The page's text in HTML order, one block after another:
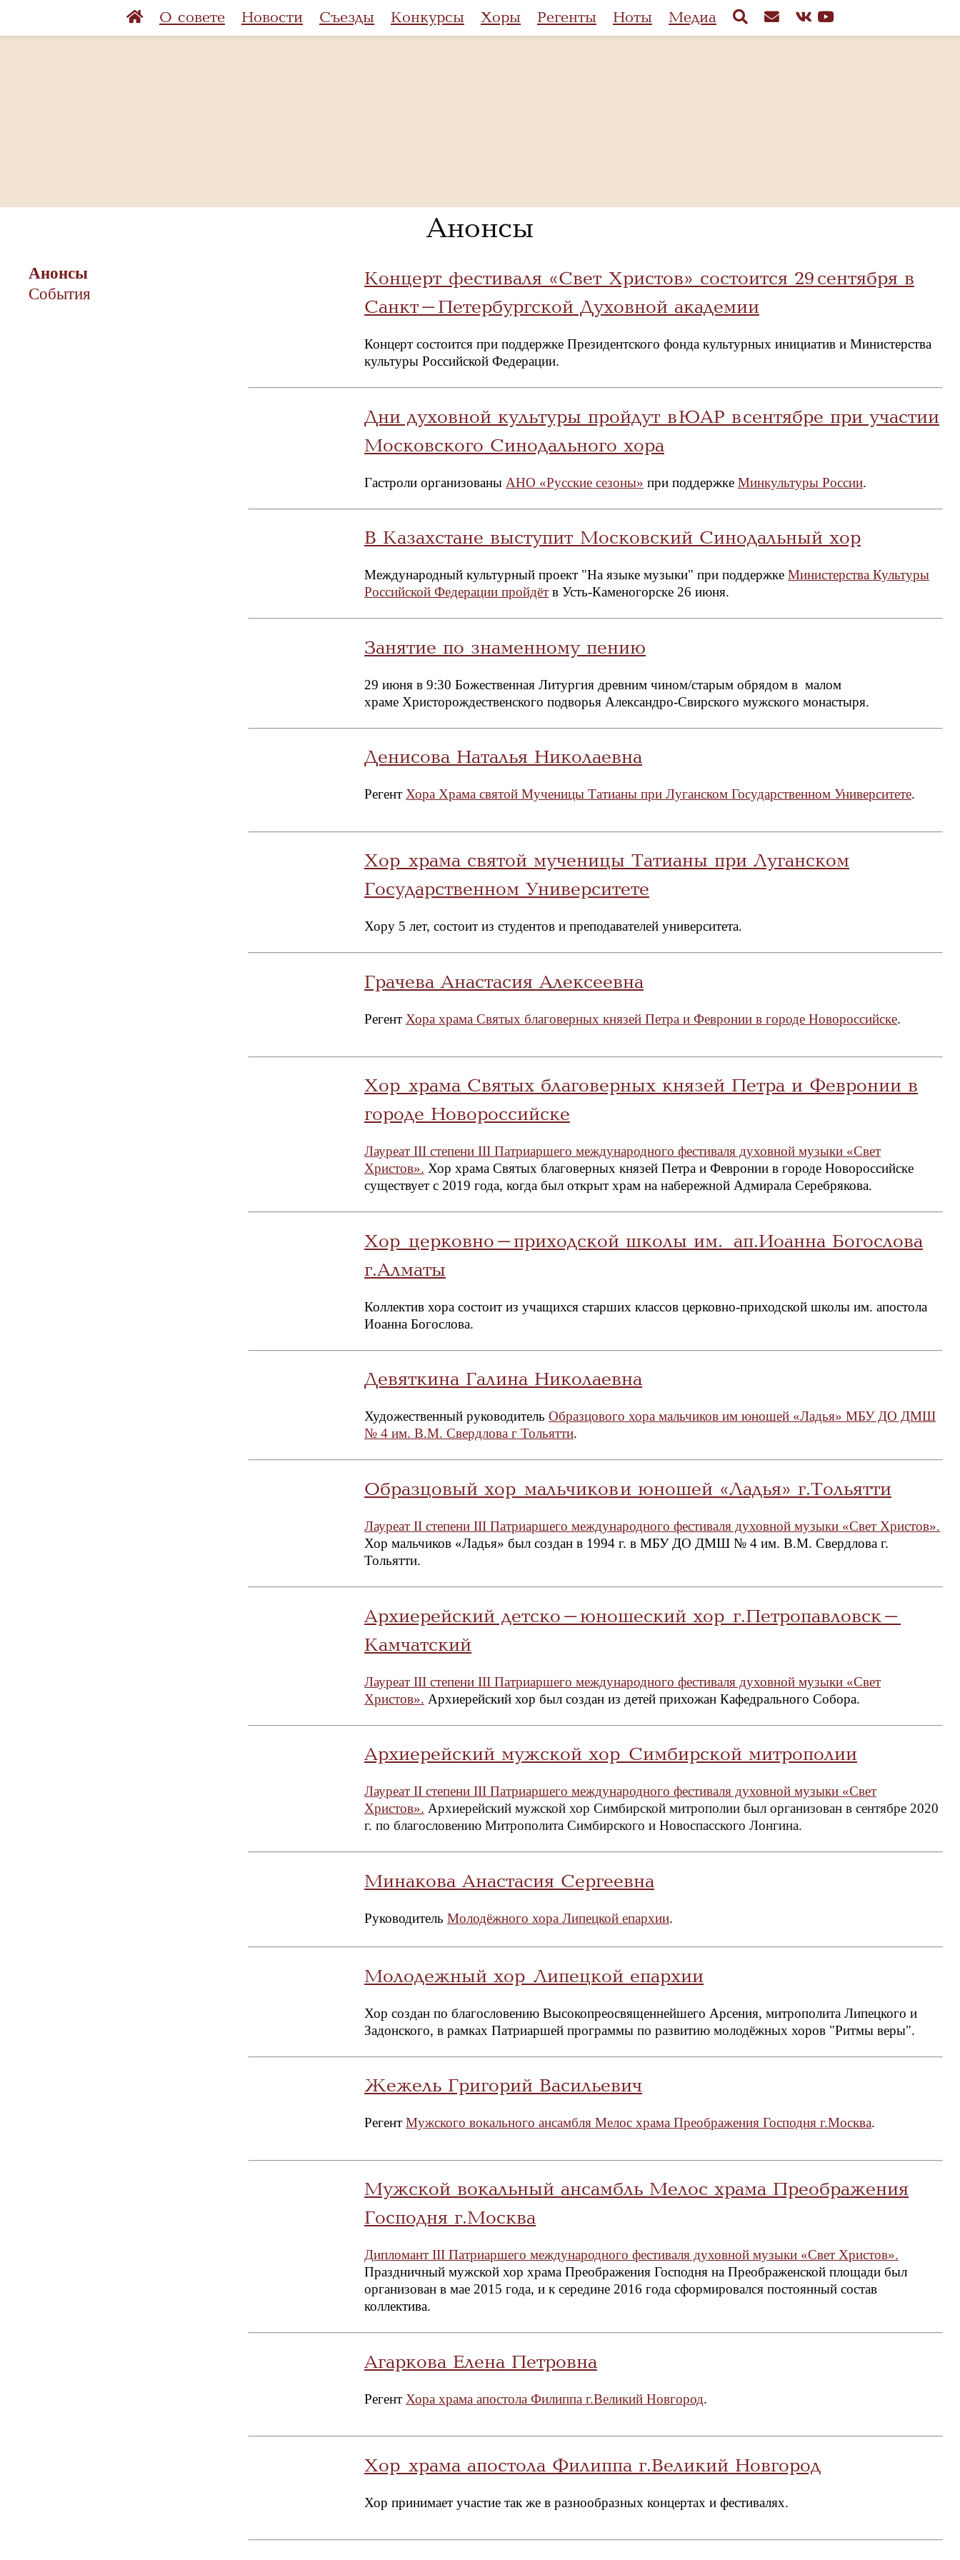
О совете Новости Съезды Конкурсы Хоры Регенты Ноты Медиа
Анонсы
Анонсы
События
Концерт фестиваля «Свет Христов» состоится 29 сентября в
Санкт-Петербургской Духовной академии
Концерт состоится при поддержке Президентского фонда культурных инициатив и Министерства
культуры Российской Федерации.
Дни духовной культуры пройдут в ЮАР в сентябре при участии
Московского Синодального хора
Гастроли организованы АНО «Русские сезоны» при поддержке Минкультуры России.
В Казахстане выступит Московский Синодальный хор
Международный культурный проект "На языке музыки" при поддержке Министерства Культуры
Российской Федерации пройдёт в Усть-Каменогорске 26 июня.
Занятие по знаменному пению
29 июня в 9:30 Божественная Литургия древним чином/старым обрядом в малом
храме Христорождественского подворья Александро-Свирского мужского монастыря.
Денисова Наталья Николаевна
Регент Хора Храма святой Мученицы Татианы при Луганском Государственном Университете.
Хор храма святой мученицы Татианы при Луганском
Государственном Университете
Хору 5 лет, состоит из студентов и преподавателей университета.
Грачева Анастасия Алексеевна
Регент Хора храма Святых благоверных князей Петра и Февронии в городе Новороссийске.
Хор храма Святых благоверных князей Петра и Февронии в
городе Новороссийске
Лауреат III степени III Патриаршего международного фестиваля духовной музыки «Свет
Христов». Хор храма Святых благоверных князей Петра и Февронии в городе Новороссийске
существует с 2019 года, когда был открыт храм на набережной Адмирала Серебрякова.
Хор церковно-приходской школы им. ап.Иоанна Богослова
г.Алматы
Коллектив хора состоит из учащихся старших классов церковно-приходской школы им. апостола
Иоанна Богослова.
Девяткина Галина Николаевна
Художественный руководитель Образцового хора мальчиков им юношей «Ладья» МБУ ДО ДМШ
№ 4 им. В.М. Свердлова г Тольятти.
Образцовый хор мальчиков и юношей «Ладья» г.Тольятти
Лауреат II степени III Патриаршего международного фестиваля духовной музыки «Свет Христов».
Хор мальчиков «Ладья» был создан в 1994 г. в МБУ ДО ДМШ № 4 им. В.М. Свердлова г.
Тольятти.
Архиерейский детско-юношеский хор г.Петропавловск-
Камчатский
Лауреат III степени III Патриаршего международного фестиваля духовной музыки «Свет
Христов». Архиерейский хор был создан из детей прихожан Кафедрального Собора.
Архиерейский мужской хор Симбирской митрополии
Лауреат II степени III Патриаршего международного фестиваля духовной музыки «Свет
Христов». Архиерейский мужской хор Симбирской митрополии был организован в сентябре 2020
г. по благословению Митрополита Симбирского и Новоспасского Лонгина.
Минакова Анастасия Сергеевна
Руководитель Молодёжного хора Липецкой епархии.
Молодежный хор Липецкой епархии
Хор создан по благословению Высокопреосвященнейшего Арсения, митрополита Липецкого и
Задонского, в рамках Патриаршей программы по развитию молодёжных хоров "Ритмы веры".
Жежель Григорий Васильевич
Регент Мужского вокального ансамбля Мелос храма Преображения Господня г.Москва.
Мужской вокальный ансамбль Мелос храма Преображения
Господня г.Москва
Дипломант III Патриаршего международного фестиваля духовной музыки «Свет Христов».
Праздничный мужской хор храма Преображения Господня на Преображенской площади был
организован в мае 2015 года, и к середине 2016 года сформировался постоянный состав
коллектива.
Агаркова Елена Петровна
Регент Хора храма апостола Филиппа г.Великий Новгород.
Хор храма апостола Филиппа г.Великий Новгород
Хор принимает участие так же в разнообразных концертах и фестивалях.